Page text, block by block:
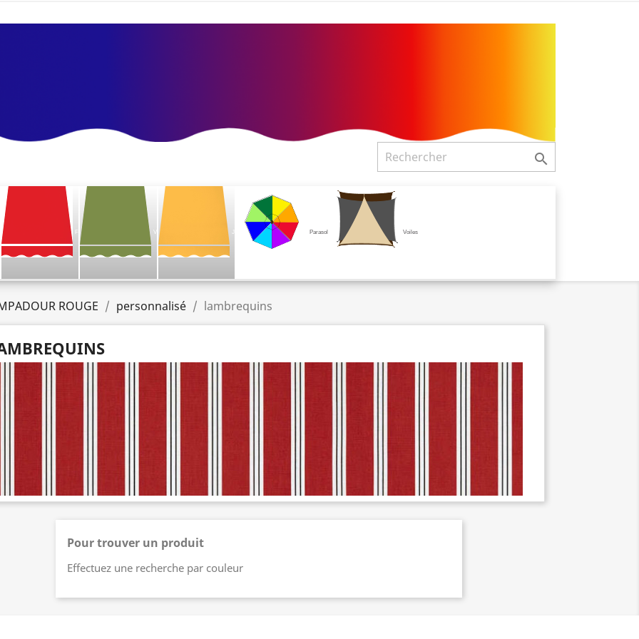

V J Parasol Voiles
ROUGE personnalisé lambrequins
Pour trouver un produit
Effectuez une recherche par couleur